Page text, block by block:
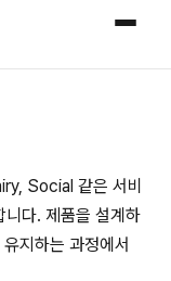
Social 같은 서비
니다. 제품을 설계하
지하는 과정에서